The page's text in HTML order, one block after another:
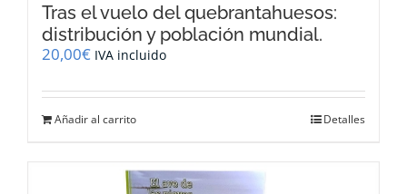
Tras el vuelo del quebrantahuesos:
distribución y población mundial.
20,00€ IVA incluido
Añadir al carrito Detalles